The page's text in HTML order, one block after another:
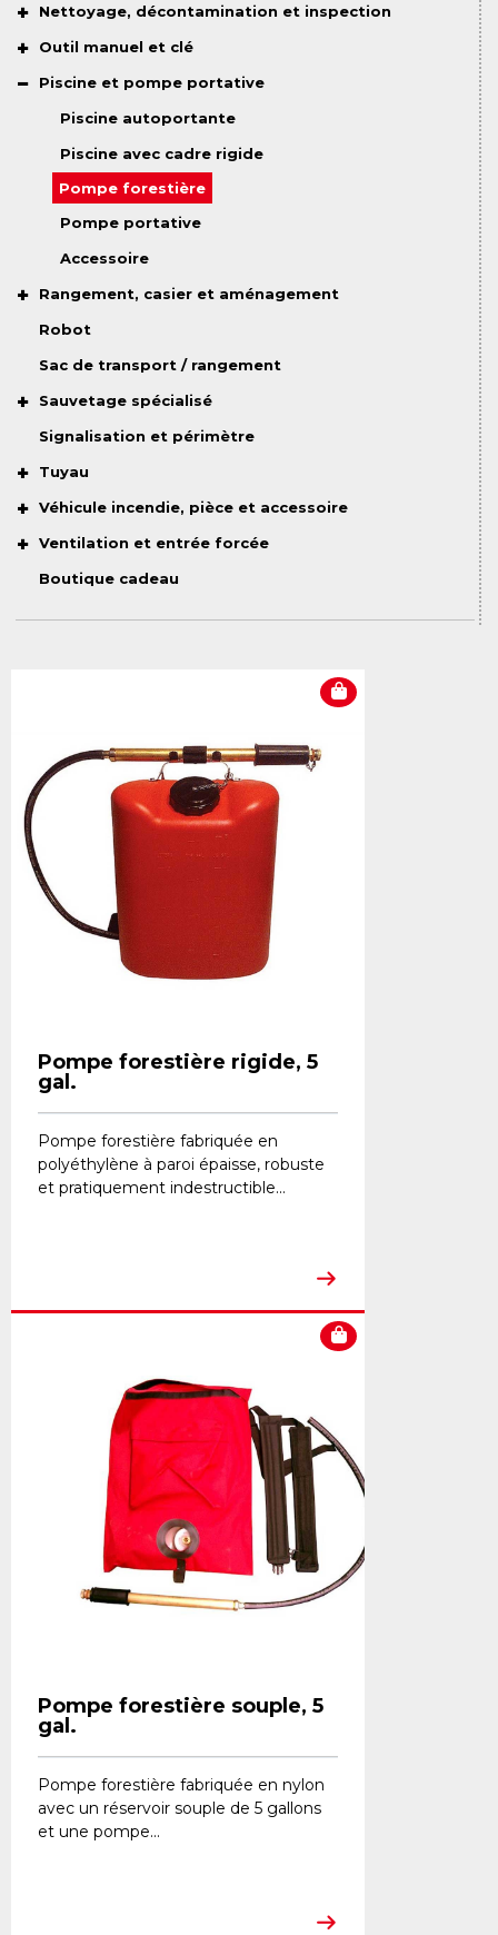
Nettoyage, décontamination et inspection
Outil manuel et clé
Piscine et pompe portative
Piscine autoportante
Piscine avec cadre rigide
Pompe forestière
Pompe portative
Accessoire
Rangement, casier et aménagement
Robot
Sac de transport / rangement
Sauvetage spécialisé
Signalisation et périmètre
Tuyau
Véhicule incendie, pièce et accessoire
Ventilation et entrée forcée
Boutique cadeau
Pompe forestière rigide, 5
gal.
Pompe forestière fabriquée en
polyéthylène à paroi épaisse, robuste
et pratiquement indestructible...
Pompe forestière souple, 5
gal.
Pompe forestière fabriquée en nylon
avec un réservoir souple de 5 gallons
et une pompe...